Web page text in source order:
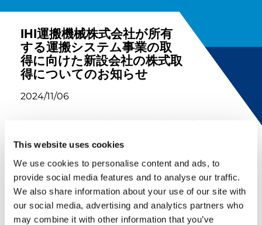
This website uses cookies
We use cookies to personalise content and ads, to
provide social media features and to analyse our traffic.
We also share information about your use of our site with
our social media, advertising and analytics partners who
may combine it with other information that you’ve
IHI運搬機械株式会社が所有
する運搬システム事業の取
得に向けた新設会社の株式取
得についてのお知らせ
2024/11/06
あるＩＨＩ運搬機械株式会社（本社：東京都中央
区、代表取締役社長：赤松真生）の運搬システム事
業を買収するための契約を締結しましたので、お知
らせします。
詳しくは以下のリンクをご覧ください。